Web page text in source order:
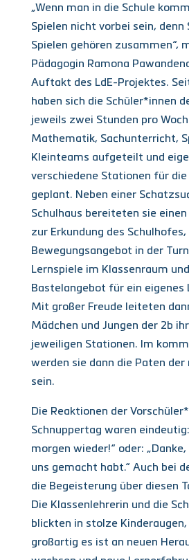
„Wenn man in die Schule
Spielen nicht vorbei sein, denn
Spielen gehören zusammen“,
Pädagogin Ramona
Auftakt des LdE-Projektes.
haben sich die Schüler*innen
jeweils zwei Stunden pro
Mathematik, Sachunterricht,
Kleinteams aufgeteilt und
verschiedene Stationen für
geplant. Neben einer
Schulhaus bereiteten sie
zur Erkundung des Schulhofes,
Bewegungsangebot in der
Lernspiele im Klassenraum
Bastelangebot für ein eigenes
Mit großer Freude leiteten
Mädchen und Jungen der 2b
jeweiligen Stationen. Im
werden sie dann die Paten der
sein.
Die Reaktionen der
Schnuppertag waren
morgen wieder!“ oder:
uns gemacht habt.“ Auch bei
die Begeisterung über diesen
Die Klassenlehrerin und die
blickten in stolze
großartig es ist an neuen